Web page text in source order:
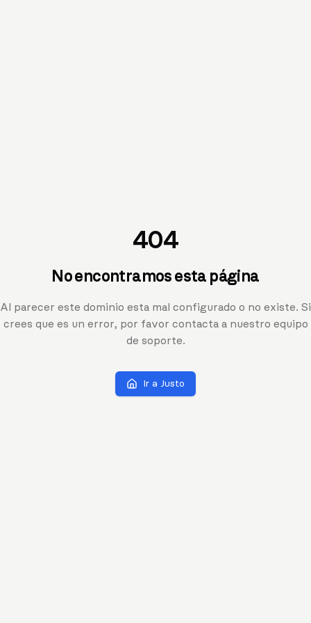
404
No encontramos esta página
Al parecer este dominio esta mal configurado o no existe. Si
crees que es un error, por favor contacta a nuestro equipo
de soporte.
Ir a Justo